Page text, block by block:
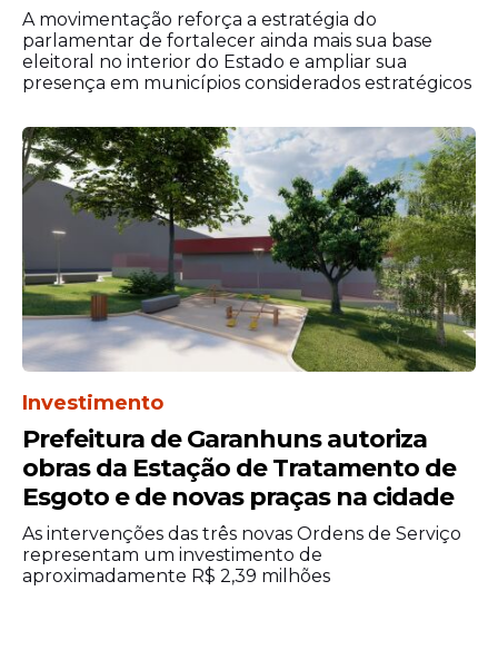
A movimentação reforça a estratégia do
parlamentar de fortalecer ainda mais sua base
eleitoral no interior do Estado e ampliar sua
presença em municípios considerados estratégicos
Investimento
Prefeitura de Garanhuns autoriza
obras da Estação de Tratamento de
Esgoto e de novas praças na cidade
As intervenções das três novas Ordens de Serviço
representam um investimento de
aproximadamente R$ 2,39 milhões